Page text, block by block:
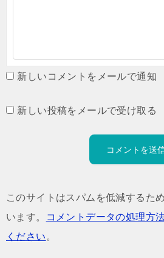
新しいコメントをメールで通知
新しい投稿をメールで受け取る
このサイトはスパムを低減するた
います。
コメントデータの処理方
ください。